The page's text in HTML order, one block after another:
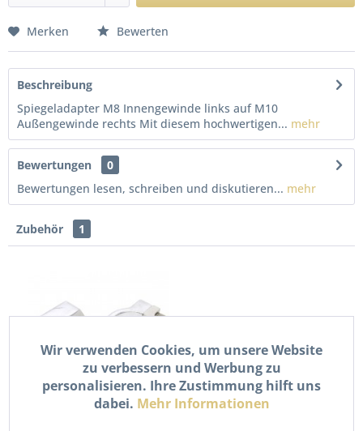
Merken Bewerten
Beschreibung
Spiegeladapter M8 Innengewinde links auf M10
Außengewinde rechts Mit diesem hochwertigen... mehr
Bewertungen
0
Bewertungen lesen, schreiben und diskutieren... mehr
Zubehör 1
Spiegel Halter
Spiegelhalterung CNC
Wir verwenden Cookies, um unsere Website
zu verbessern und Werbung zu
personalisieren. Ihre Zustimmung hilft uns
dabei. Mehr Informationen